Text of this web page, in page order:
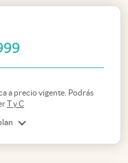
a precio vigente. Podrás
T y C